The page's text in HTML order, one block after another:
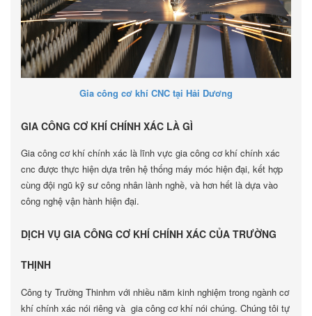
Gia công cơ khí CNC tại Hải Dương
GIA CÔNG CƠ KHÍ CHÍNH XÁC LÀ GÌ
Gia công cơ khí chính xác là lĩnh vực gia công cơ khí chính xác
cnc được thực hiện dựa trên hệ thống máy móc hiện đại, kết hợp
cùng đội ngũ kỹ sư công nhân lành nghề, và hơn hết là dựa vào
công nghệ vận hành hiện đại.
DỊCH VỤ GIA CÔNG CƠ KHÍ CHÍNH XÁC CỦA TRƯỜNG
THỊNH
Công ty Trường Thinhm với nhiều năm kinh nghiệm trong ngành cơ
khí chính xác nói riêng và gia công cơ khí nói chúng. Chúng tôi tự